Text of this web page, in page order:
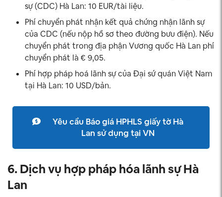
sự (CDC) Hà Lan: 10 EUR/tài liệu.
Phí chuyển phát nhận kết quả chứng nhận lãnh sự
của CDC (nếu nộp hồ sơ theo đường bưu điện). Nếu
chuyển phát trong địa phận Vương quốc Hà Lan phí
chuyển phát là € 9,05.
Phí hợp pháp hoá lãnh sự của Đại sứ quán Việt Nam
tại Hà Lan: 10 USD/bản.
Yêu cầu Báo giá HPHLS giấy tờ Hà
Lan sử dụng tại VN
6. Dịch vụ hợp pháp hóa lãnh sự Hà
Lan